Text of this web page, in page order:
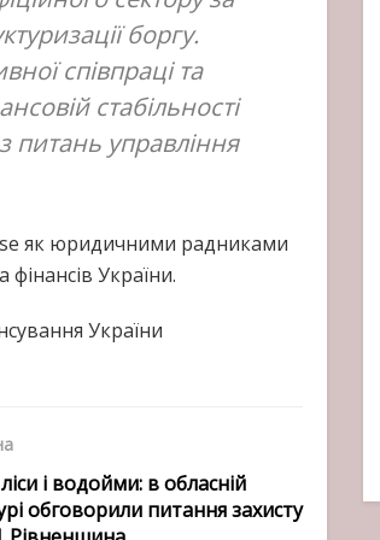
боргу.
співпраці та
стабільності
питань управління
як юридичними радниками
України.
України
і водойми: в обласній
обговорили питання захисту